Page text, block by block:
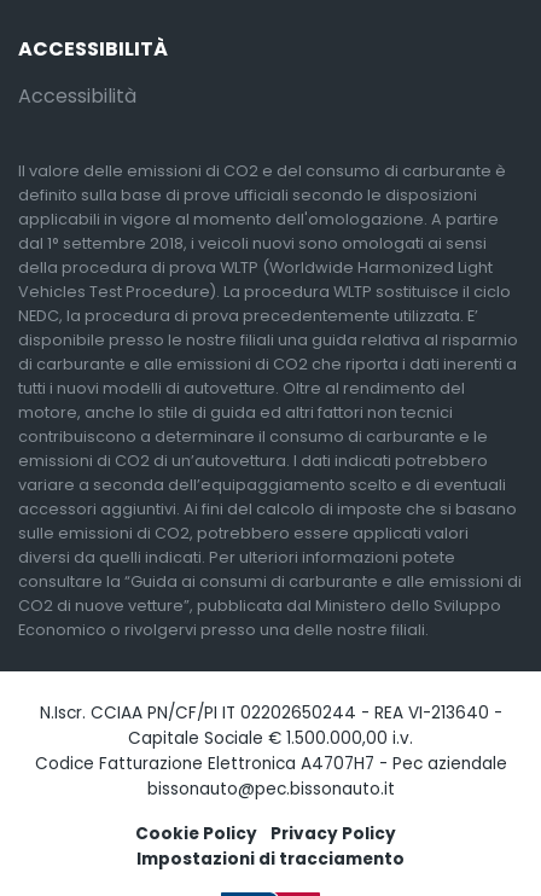
ACCESSIBILITÀ
Accessibilità
Il valore delle emissioni di CO2 e del consumo di carburante è
definito sulla base di prove ufficiali secondo le disposizioni
applicabili in vigore al momento dell'omologazione. A partire
dal 1° settembre 2018, i veicoli nuovi sono omologati ai sensi
della procedura di prova WLTP (Worldwide Harmonized Light
Vehicles Test Procedure). La procedura WLTP sostituisce il ciclo
NEDC, la procedura di prova precedentemente utilizzata. E’
disponibile presso le nostre filiali una guida relativa al risparmio
di carburante e alle emissioni di CO2 che riporta i dati inerenti a
tutti i nuovi modelli di autovetture. Oltre al rendimento del
motore, anche lo stile di guida ed altri fattori non tecnici
contribuiscono a determinare il consumo di carburante e le
emissioni di CO2 di un’autovettura. I dati indicati potrebbero
variare a seconda dell’equipaggiamento scelto e di eventuali
accessori aggiuntivi. Ai fini del calcolo di imposte che si basano
sulle emissioni di CO2, potrebbero essere applicati valori
diversi da quelli indicati. Per ulteriori informazioni potete
consultare la “Guida ai consumi di carburante e alle emissioni di
CO2 di nuove vetture”, pubblicata dal Ministero dello Sviluppo
Economico o rivolgervi presso una delle nostre filiali.
N.Iscr. CCIAA PN/CF/PI IT 02202650244 - REA VI-213640 -
Capitale Sociale € 1.500.000,00 i.v.
Codice Fatturazione Elettronica A4707H7 - Pec aziendale
bissonauto@pec.bissonauto.it
Cookie Policy
Privacy Policy
Impostazioni di tracciamento